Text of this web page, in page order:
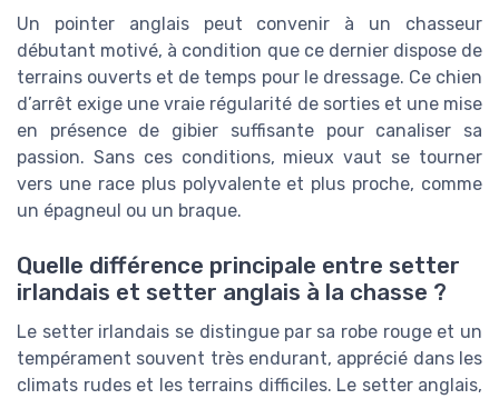
Un pointer anglais peut convenir à un chasseur
débutant motivé, à condition que ce dernier dispose de
terrains ouverts et de temps pour le dressage. Ce chien
d’arrêt exige une vraie régularité de sorties et une mise
en présence de gibier suffisante pour canaliser sa
passion. Sans ces conditions, mieux vaut se tourner
vers une race plus polyvalente et plus proche, comme
un épagneul ou un braque.
Quelle différence principale entre setter
irlandais et setter anglais à la chasse ?
Le setter irlandais se distingue par sa robe rouge et un
tempérament souvent très endurant, apprécié dans les
climats rudes et les terrains difficiles. Le setter anglais,